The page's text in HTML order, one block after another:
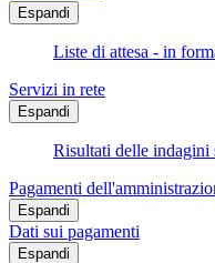
Espandi
Liste di attesa - in
Servizi in rete
Espandi
Risultati delle indagini
Pagamenti
Espandi
Dati sui pagamenti
Espandi